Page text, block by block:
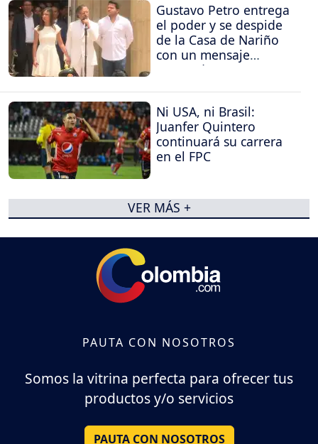
Gustavo Petro entrega
el poder y se despide
de la Casa de Nariño
con un mensaje
contundente
Ni USA, ni Brasil:
Juanfer Quintero
continuará su carrera
en el FPC
VER MÁS +
PAUTA CON NOSOTROS
Somos la vitrina perfecta para ofrecer tus
productos y/o servicios
PAUTA CON NOSOTROS